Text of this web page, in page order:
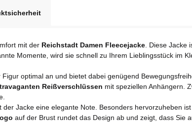
mit der Reichstadt Damen Fleecejacke . Diese
Momente, wird sie schnell zu Ihrem Lieblingsstück im
optimal an und bietet dabei genügend
Reißverschlüssen mit speziellen Anhängern.
Jacke eine elegante Note. Besonders hervorzuheben
auf der Brust rundet das Design ab und zeigt, dass Sie